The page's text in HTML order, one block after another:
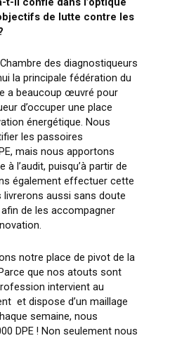
de lutte contre les
des diagnostiqueurs
la principale fédération du
a beaucoup œuvré pour
d’occuper une place
énergétique. Nous
les passoires
mais nous apportons
l’audit, puisqu’à partir de
également effectuer cette
livrerons aussi sans doute
de les accompagner
notre place de pivot de la
que nos atouts sont
intervient au
et dispose d’un maillage
semaine, nous
DPE ! Non seulement nous